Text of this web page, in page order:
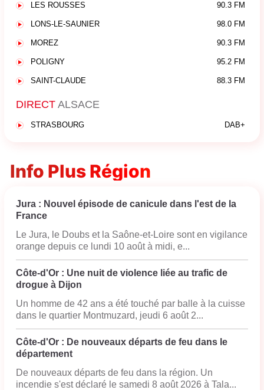
LES ROUSSES 90.3 FM
LONS-LE-SAUNIER 98.0 FM
MOREZ 90.3 FM
POLIGNY 95.2 FM
SAINT-CLAUDE 88.3 FM
DIRECT ALSACE
STRASBOURG DAB+
Info Plus Région
Jura : Nouvel épisode de canicule dans l'est de la
France
Le Jura, le Doubs et la Saône-et-Loire sont en vigilance
orange depuis ce lundi 10 août à midi, e...
Côte-d'Or : Une nuit de violence liée au trafic de
drogue à Dijon
Un homme de 42 ans a été touché par balle à la cuisse
dans le quartier Montmuzard, jeudi 6 août 2...
Côte-d'Or : De nouveaux départs de feu dans le
département
De nouveaux départs de feu dans la région. Un
incendie s'est déclaré le samedi 8 août 2026 à Tala...